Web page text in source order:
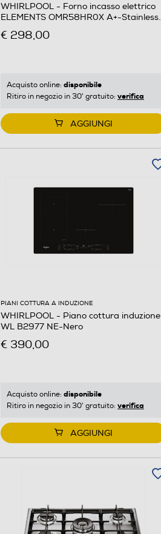
WHIRLPOOL - Forno incasso elettrico
ELEMENTS OMR58HR0X A+-Stainless
€ 298,00
Acquisto online: disponibile
Ritiro in negozio in 30' gratuito: verifica
AGGIUNGI
PIANI COTTURA A INDUZIONE
WHIRLPOOL - Piano cottura induzione
WL B2977 NE-Nero
€ 390,00
Acquisto online: disponibile
Ritiro in negozio in 30' gratuito: verifica
AGGIUNGI